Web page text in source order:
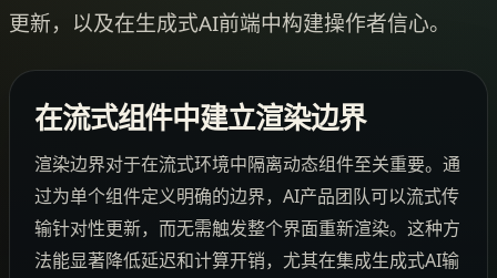
更新，以及在生成式AI前端中构建操作者信心。
在流式组件中建立渲染边界
渲染边界对于在流式环境中隔离动态组件至关重要。通
过为单个组件定义明确的边界，AI产品团队可以流式传
输针对性更新，而无需触发整个界面重新渲染。这种方
法能显著降低延迟和计算开销，尤其在集成生成式AI输